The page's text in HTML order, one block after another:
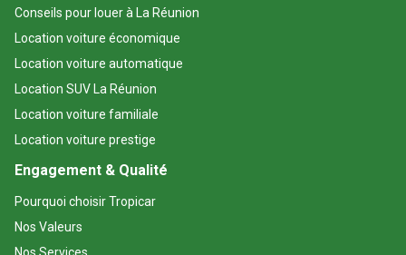
Conseils pour louer à La Réunion
Location voiture économique
Location voiture automatique
Location SUV La Réunion
Location voiture familiale
Location voiture prestige
Engagement & Qualité
Pourquoi choisir Tropicar
Nos Valeurs